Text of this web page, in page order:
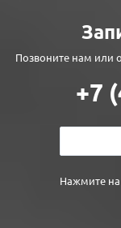
Позвоните нам или
+7
Нажмите на